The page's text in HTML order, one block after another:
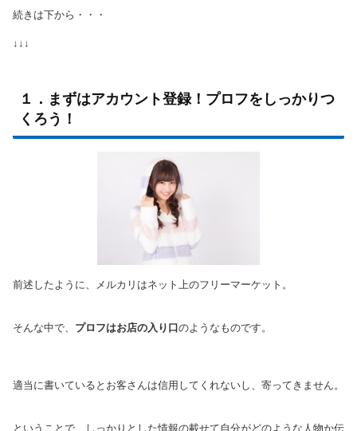
続きは下から・・・
↓↓↓
１．まずはアカウント登録！プロフをしっかりつ
くろう！
前述したように、メルカリはネット上のフリーマーケット。
そんな中で、 プロフはお店の入り口のようなものです。
適当に書いているとお客さんは信用してくれないし、寄ってきません。
ということで、しっかりとした情報の載せて自分がどのような人物か伝